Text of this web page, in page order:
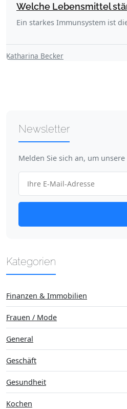
Welche Lebensmittel
Ein starkes Immunsystem ist
Katharina Becker
Newsletter
Melden Sie sich an, um
Kategorien
Finanzen & Immobilien
Frauen / Mode
General
Geschäft
Gesundheit
Kochen